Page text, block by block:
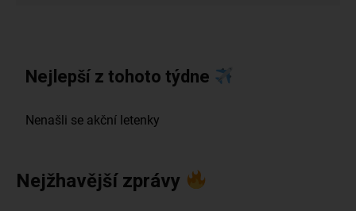
Nejlepší z tohoto týdne
Nejžhavější zprávy